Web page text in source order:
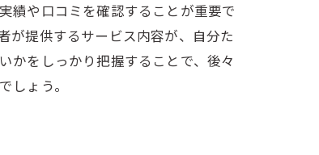
績や口コミを確認することが重要で
が提供するサービス内容が、自分た
かをしっかり把握することで、後々
ょう。